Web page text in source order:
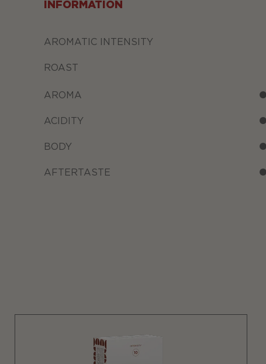
INFORMATION
AROMATIC INTENSITY
ROAST
AROMA
ACIDITY
BODY
AFTERTASTE